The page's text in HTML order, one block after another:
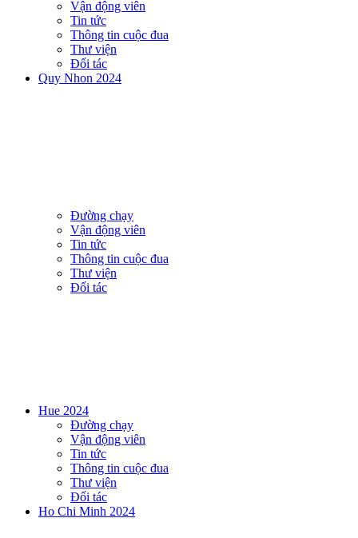
Vận động viên
Tin tức
Thông tin cuộc đua
Thư viện
Đối tác
Quy Nhon 2024
Đường chạy
Vận động viên
Tin tức
Thông tin cuộc đua
Thư viện
Đối tác
Hue 2024
Đường chạy
Vận động viên
Tin tức
Thông tin cuộc đua
Thư viện
Đối tác
Ho Chi Minh 2024